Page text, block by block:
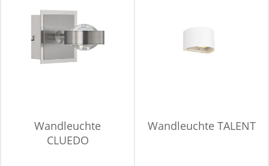
Wandleuchte
CLUEDO
Wandleuchte TALENT